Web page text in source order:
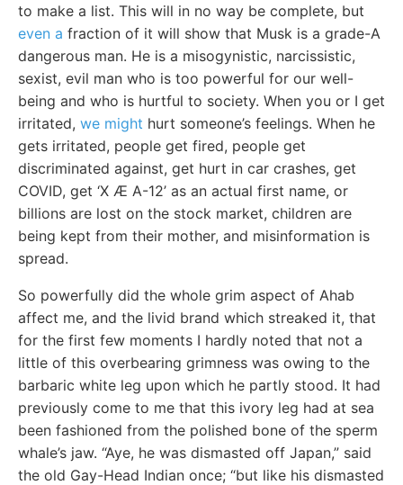
to make a list. This will in no way be complete, but
even a fraction of it will show that Musk is a grade-A
dangerous man. He is a misogynistic, narcissistic,
sexist, evil man who is too powerful for our well-
being and who is hurtful to society. When you or I get
irritated, we might hurt someone’s feelings. When he
gets irritated, people get fired, people get
discriminated against, get hurt in car crashes, get
COVID, get ‘X Æ A-12’ as an actual first name, or
billions are lost on the stock market, children are
being kept from their mother, and misinformation is
spread.
So powerfully did the whole grim aspect of Ahab
affect me, and the livid brand which streaked it, that
for the first few moments I hardly noted that not a
little of this overbearing grimness was owing to the
barbaric white leg upon which he partly stood. It had
previously come to me that this ivory leg had at sea
been fashioned from the polished bone of the sperm
whale’s jaw. “Aye, he was dismasted off Japan,” said
the old Gay-Head Indian once; “but like his dismasted